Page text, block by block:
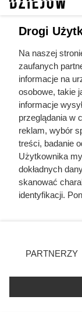
Drogi
Na naszej
zaufanych
informacje na
osobowe, takie
informacje
przeglądania w
reklam, wybór
treści, badanie
Użytkownika
dokładnych
skanować
identyfikacji.
prywatności
. Niektóre
zgody
takiemu
zastosowania
PARTNERZY